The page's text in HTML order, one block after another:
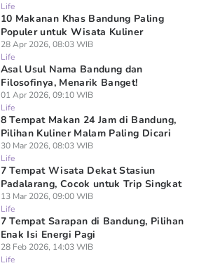
Life
10 Makanan Khas Bandung Paling
Populer untuk Wisata Kuliner
28 Apr 2026, 08:03 WIB
Life
Asal Usul Nama Bandung dan
Filosofinya, Menarik Banget!
01 Apr 2026, 09:10 WIB
Life
8 Tempat Makan 24 Jam di Bandung,
Pilihan Kuliner Malam Paling Dicari
30 Mar 2026, 08:03 WIB
Life
7 Tempat Wisata Dekat Stasiun
Padalarang, Cocok untuk Trip Singkat
13 Mar 2026, 09:00 WIB
Life
7 Tempat Sarapan di Bandung, Pilihan
Enak Isi Energi Pagi
28 Feb 2026, 14:03 WIB
Life